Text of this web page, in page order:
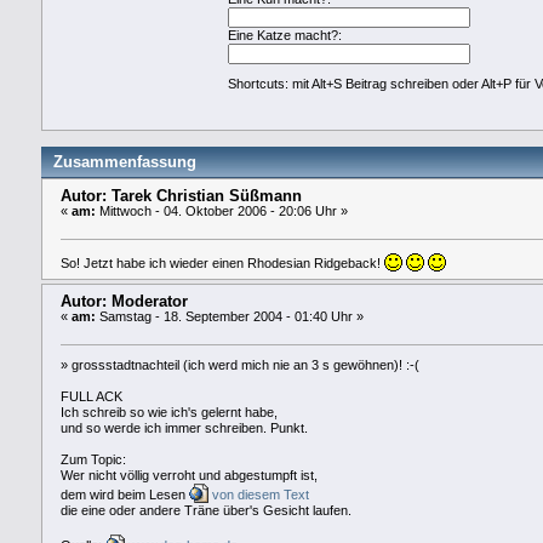
Eine Katze macht?:
Shortcuts: mit Alt+S Beitrag schreiben oder Alt+P für
Zusammenfassung
Autor: Tarek Christian Süßmann
«am: Mittwoch - 04. Oktober 2006 - 20:06 Uhr »
So! Jetzt habe ich wieder einen Rhodesian Ridgeback!
Autor: Moderator
«am: Samstag - 18. September 2004 - 01:40 Uhr »
» grossstadtnachteil (ich werd mich nie an 3 s gewöhnen)! :-(
FULL ACK
Ich schreib so wie ich's gelernt habe,
und so werde ich immer schreiben. Punkt.
Zum Topic:
Wer nicht völlig verroht und abgestumpft ist,
dem wird beim Lesen
von diesem Text
die eine oder andere Träne über's Gesicht laufen.